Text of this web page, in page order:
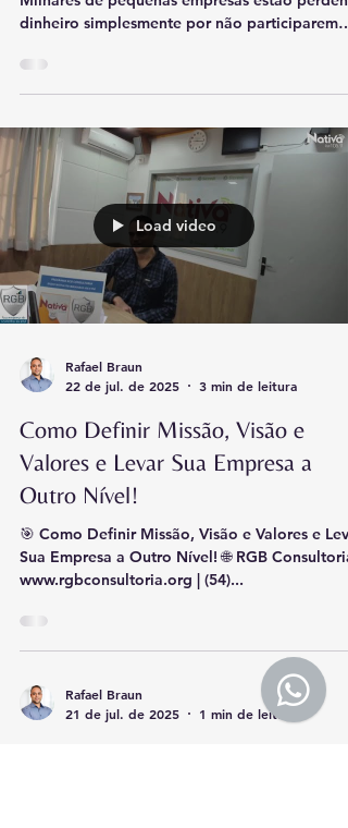
dinheiro simplesmente por não participarem
Load video
Rafael Braun
22 de jul. de 2025
3 min de leitura
Como Definir Missão, Visão e
Valores e Levar Sua Empresa a
Outro Nível!
🎯 Como Definir Missão, Visão e Valores e
Sua Empresa a Outro Nível! 🌐 RGB Consultoria
www.rgbconsultoria.org | (54)...
Rafael Braun
21 de jul. de 2025
1 min de leitura